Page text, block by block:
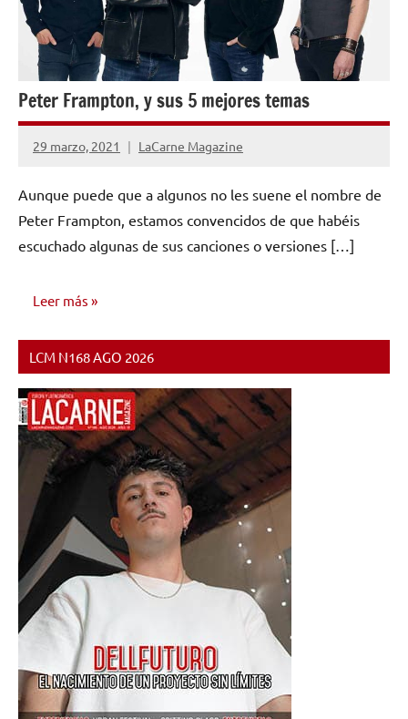
Peter Frampton, y sus 5 mejores temas
29 marzo, 2021 LaCarne Magazine
No
comentarios
Aunque puede que a algunos no les suene el nombre de
Peter Frampton, estamos convencidos de que habéis
escuchado algunas de sus canciones o versiones […]
Leer más
INVESTIGACIÓN
MUSICAL
LCM N168 AGO 2026